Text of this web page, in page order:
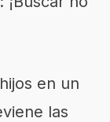
en un
las